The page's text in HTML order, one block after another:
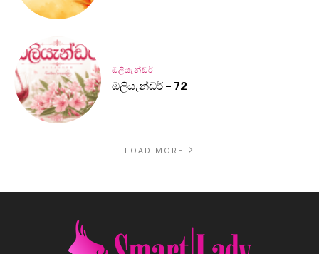
ඔලියැන්ඩර්
ඔලියැන්ඩර් – 72
LOAD MORE